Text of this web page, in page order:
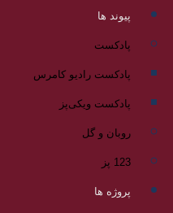
پیوند ها
پادکست
پادکست رادیو کامرس
پادکست ویکی‌پز
روبان و گل
123 پز
پروژه ها